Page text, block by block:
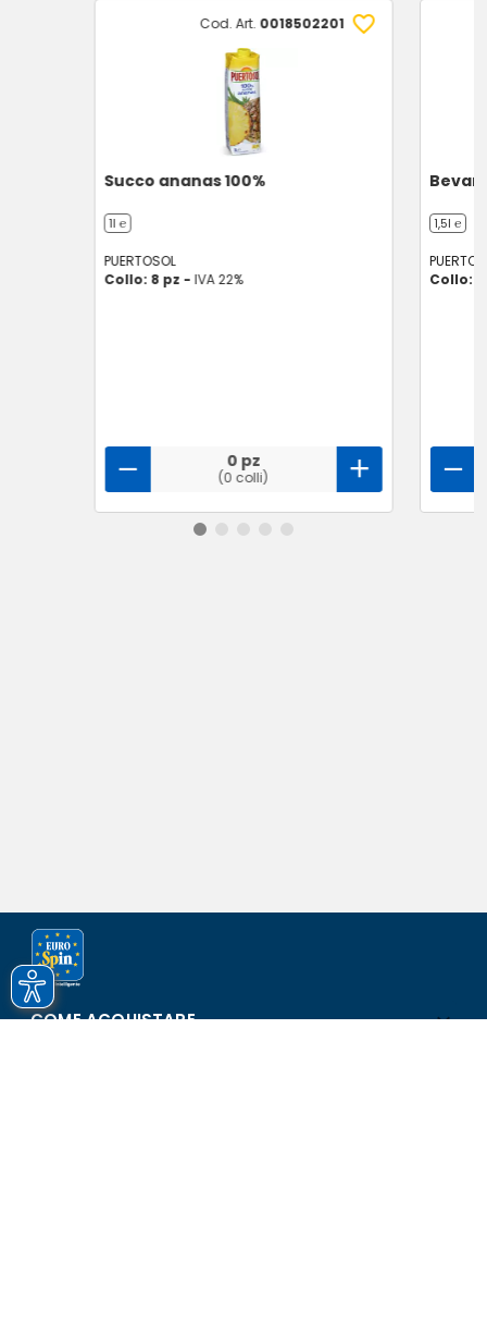
Cod. Art. 0018502201
Succo ananas 100%
1l ℮
PUERTOSOL
Collo: 8 pz - IVA 22%
0 pz
(0 colli)
1,5l ℮
Collo:
COME ACQUISTARE